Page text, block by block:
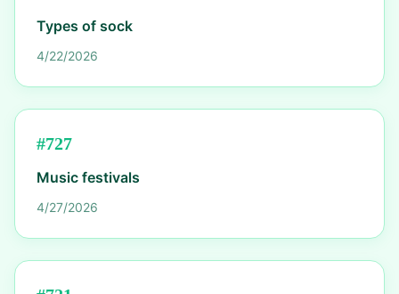
Types of sock
4/22/2026
#727
Music festivals
4/27/2026